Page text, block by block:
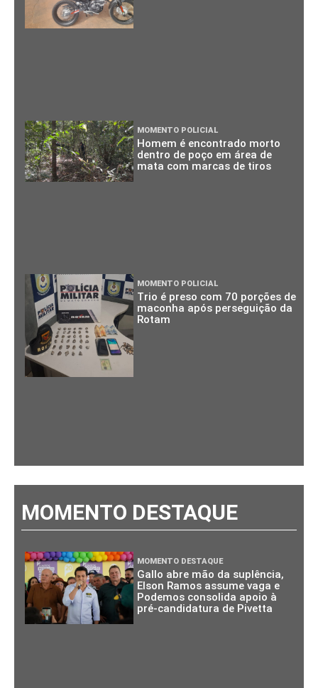
MOMENTO POLICIAL
Homem é encontrado morto
dentro de poço em área de
mata com marcas de tiros
MOMENTO POLICIAL
Trio é preso com 70 porções de
maconha após perseguição da
Rotam
MOMENTO DESTAQUE
MOMENTO DESTAQUE
Gallo abre mão da suplência,
Elson Ramos assume vaga e
Podemos consolida apoio à
pré-candidatura de Pivetta